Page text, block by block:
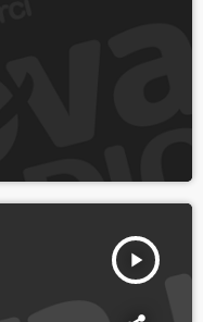
play_arrow